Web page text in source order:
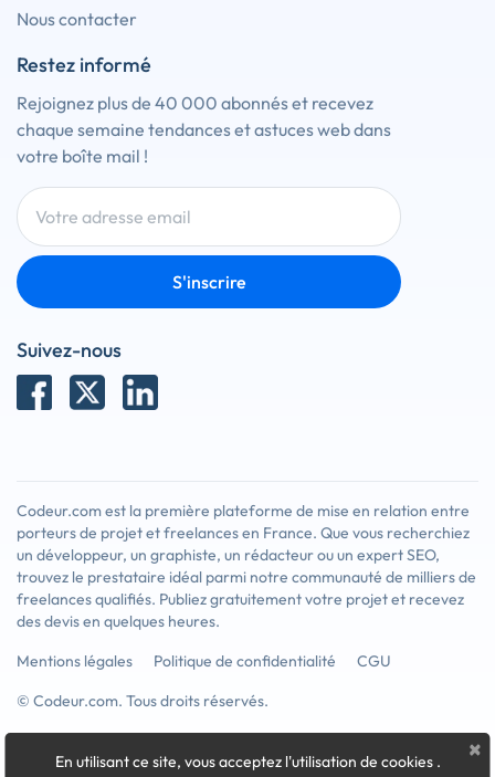
Nous contacter
Restez informé
Rejoignez plus de 40 000 abonnés et recevez
chaque semaine tendances et astuces web dans
votre boîte mail !
S'inscrire
Suivez-nous
Codeur.com est la première plateforme de mise en relation entre
porteurs de projet et freelances en France. Que vous recherchiez
un développeur, un graphiste, un rédacteur ou un expert SEO,
trouvez le prestataire idéal parmi notre communauté de milliers de
freelances qualifiés. Publiez gratuitement votre projet et recevez
des devis en quelques heures.
Mentions légales
Politique de confidentialité
CGU
© Codeur.com. Tous droits réservés.
×
En utilisant ce site, vous acceptez l'utilisation de cookies .